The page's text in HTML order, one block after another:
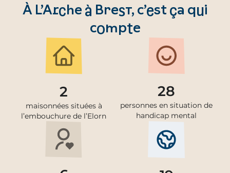
À L’Arche à Brest, c’est ça qui
compte
2
maisonnées situées à
l’embouchure de l’Elorn
28
personnes en situation de
handicap mental